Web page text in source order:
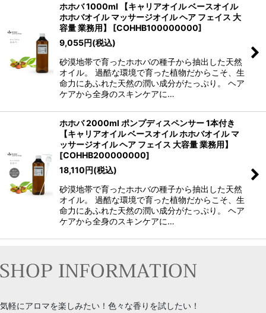
ホホバ 1000ml 【キャリアオイル ベースオイル
ホホバオイル マッサージオイル ヘア フェイス 大
容量 業務用】
[COHHB100000000]
9,055円(税込)
砂漠地帯で育ったホホバの種子から抽出した天然
オイル。 過酷な環境で育った植物だからこそ、生
命力にあふれた天然の潤い成分がたっぷり。 ヘア
ケアから全身のスキンケアに…
ホホバ 2000ml ポンプディスペンサー 1本付き
【キャリアオイル ベースオイル ホホバオイル マ
ッサージオイル ヘア フェイス 大容量 業務用】
[COHHB200000000]
18,110円(税込)
砂漠地帯で育ったホホバの種子から抽出した天然
オイル。 過酷な環境で育った植物だからこそ、生
命力にあふれた天然の潤い成分がたっぷり。 ヘア
ケアから全身のスキンケアに…
気軽にアロマを楽しみたい！色々な香りを試したい！